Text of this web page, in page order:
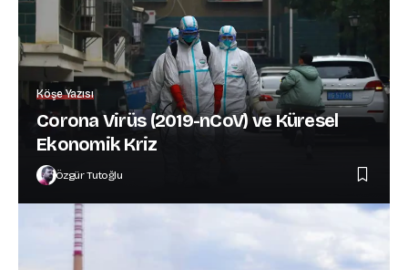
Köşe Yazısı
Corona Virüs (2019-nCoV) ve Küresel
Ekonomik Kriz
Özgür Tutoğlu